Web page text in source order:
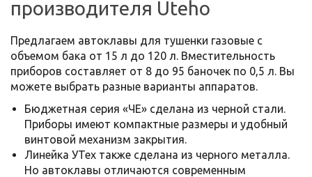
производителя Uteho
Предлагаем автоклавы для тушенки газовые с
объемом бака от 15 л до 120 л. Вместительность
приборов составляет от 8 до 95 баночек по 0,5 л. Вы
можете выбрать разные варианты аппаратов.
Бюджетная серия «ЧЕ» сделана из черной стали.
Приборы имеют компактные размеры и удобный
винтовой механизм закрытия.
Линейка УТех также сделана из черного металла.
Но автоклавы отличаются современным